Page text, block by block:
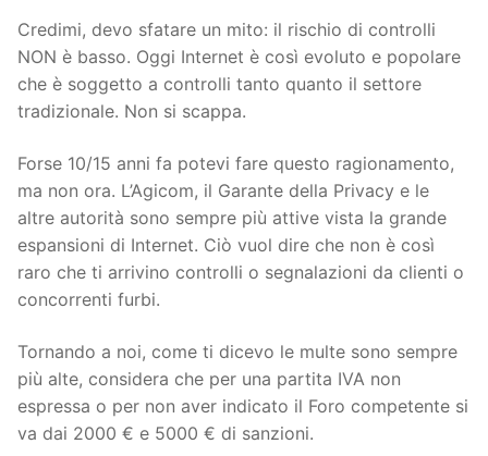
Credimi, devo sfatare un mito: il rischio di controlli
NON è basso. Oggi Internet è così evoluto e popolare
che è soggetto a controlli tanto quanto il settore
tradizionale. Non si scappa.
Forse 10/15 anni fa potevi fare questo ragionamento,
ma non ora. L’Agicom, il Garante della Privacy e le
altre autorità sono sempre più attive vista la grande
espansioni di Internet. Ciò vuol dire che non è così
raro che ti arrivino controlli o segnalazioni da clienti o
concorrenti furbi.
Tornando a noi, come ti dicevo le multe sono sempre
più alte, considera che per una partita IVA non
espressa o per non aver indicato il Foro competente si
va dai 2000 € e 5000 € di sanzioni.